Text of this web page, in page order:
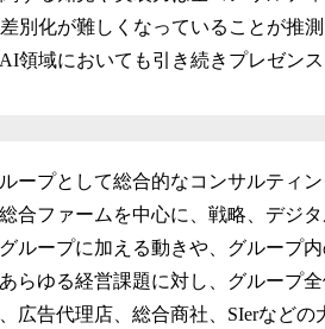
別化が難しくなっていることが推
領域においても引き続きプレゼンス
ープとして総合的なコンサルティ
合ファームを中心に、戦略、デジ
ループに加える動きや、グループ
らゆる経営課題に対し、グループ
広告代理店、総合商社、SIerなどの